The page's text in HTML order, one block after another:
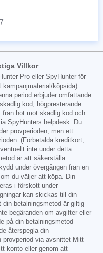
Villkor
Pro eller SpyHunter för
kampanjmaterial/köpsida)
period erbjuder omfattande
kod, högpresterande
hot mot skadlig kod och
SpyHunters helpdesk. Du
provperioden, men ett
(Förbetalda kreditkort,
inte under detta
är att säkerställa
under övergången från en
du väljer att köpa. Din
i förskott under
kan skickas till din
betalningsmetod är giltig
begäranden om avgifter eller
på din betalningsmetod
återspegla din
provperiod via avsnittet Mitt
konto eller genom att